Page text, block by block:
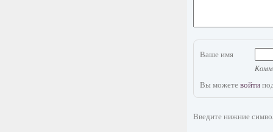
Ваше имя
Вы можете войти
Введите нижние